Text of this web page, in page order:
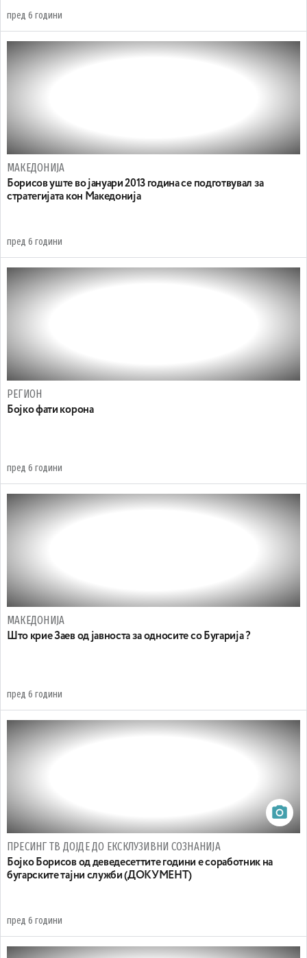
пред 6 години
МАКЕДОНИЈА
Борисов уште во јануари 2013 година се подготвувал за
стратегијата кон Македонија
пред 6 години
РЕГИОН
Бојко фати корона
пред 6 години
МАКЕДОНИЈА
Што крие Заев од јавноста за односите со Бугарија ?
пред 6 години
ПРЕСИНГ ТВ ДОЈДЕ ДО ЕКСКЛУЗИВНИ СОЗНАНИЈА
Бојко Борисов од деведесеттите години е соработник на
бугарските тајни служби (ДОКУМЕНТ)
пред 6 години